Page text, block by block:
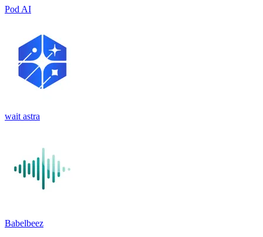
Pod AI
wait astra
Babelbeez